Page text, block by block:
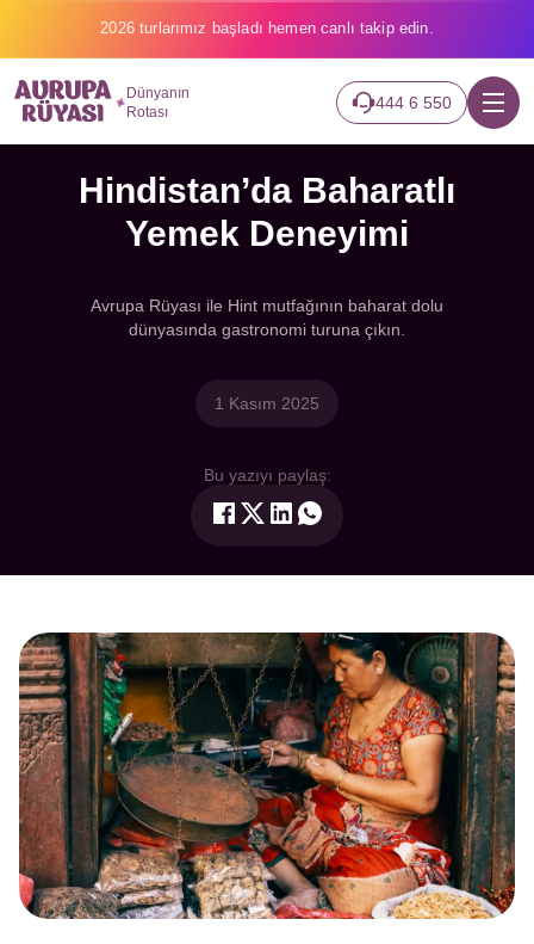
2026 turlarımız başladı hemen canlı takip edin.
Dünyanın
Rotası
444 6 550
Hindistan’da Baharatlı
Yemek Deneyimi
Avrupa Rüyası ile Hint mutfağının baharat dolu
dünyasında gastronomi turuna çıkın.
1 Kasım 2025
Bu yazıyı paylaş: